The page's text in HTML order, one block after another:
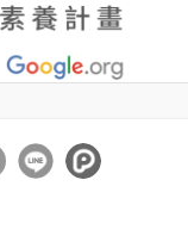
Jump to Navigation
Jump to Main content